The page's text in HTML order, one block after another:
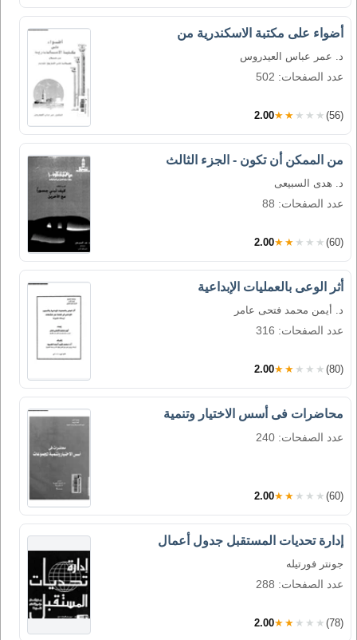
أضواء على مكتبة الاسكندرية من
د. عمر عباس العيدروس
عدد الصفحات: 502
2.00★★★★★ (56)
من الممكن أن تكون - الجزء الثالث
د. هدى السبيعى
عدد الصفحات: 88
2.00★★★★★ (60)
أثر الوعى بالعمليات الإبداعية
د. أيمن محمد فتحى عامر
عدد الصفحات: 316
2.00★★★★★ (80)
محاضرات فى أسس الاختيار وتنمية
عدد الصفحات: 240
2.00★★★★★ (60)
إدارة تحديات المستقبل جدول أعمال
جونتر فورتيله
عدد الصفحات: 288
2.00★★★★★ (78)